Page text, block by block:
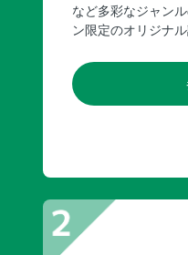
など多彩なジャン
ン限定のオリジナル